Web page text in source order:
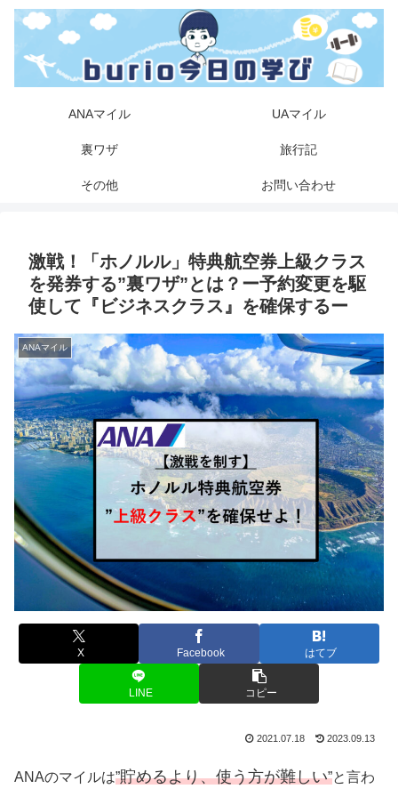
ANAマイル UAマイル
裏ワザ 旅行記
その他 お問い合わせ
激戦！「ホノルル」特典航空券上級クラス
を発券する”裏ワザ”とは？ー予約変更を駆
使して『ビジネスクラス』を確保するー
ANAマイル
X Facebook はてブ
LINE コピー
2021.07.18 2023.09.13
ANAのマイルは”貯めるより、使う方が難しい”と言わ